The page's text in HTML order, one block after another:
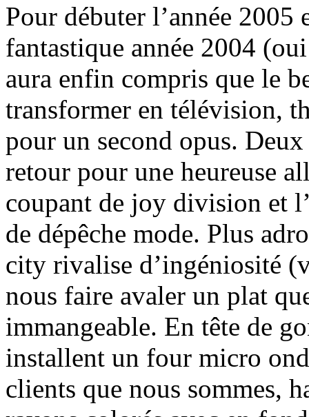
Pour débuter l’année
fantastique année 2004
aura enfin compris que le
transformer en télévision,
pour un second opus.
retour pour une heureuse
coupant de joy division et
de dépêche mode. Plus
city rivalise d’ingéniosité
nous faire avaler un plat
immangeable. En tête de
installent un four micro
clients que nous sommes,